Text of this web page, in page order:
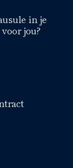
in je
jou?